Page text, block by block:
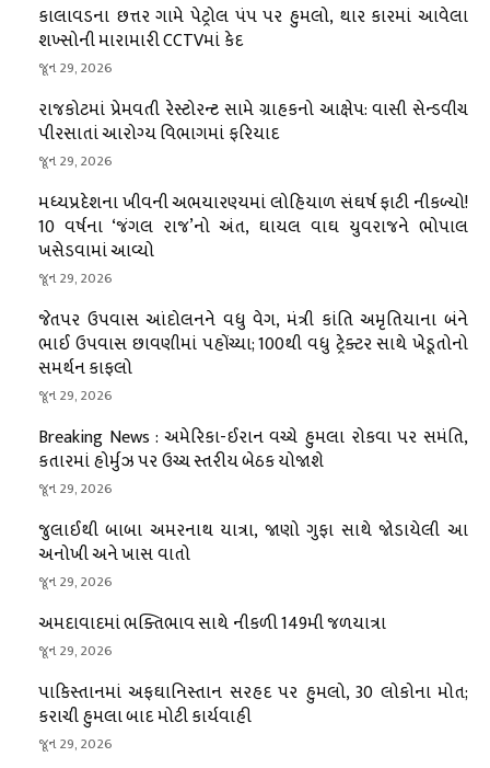
કાલાવડના છત્તર ગામે પેટ્રોલ પંપ પર હુમલો, થાર કારમાં આવેલા
શખ્સોની મારામારી CCTVમાં કેદ
જૂન 29, 2026
રાજકોટમાં પ્રેમવતી રેસ્ટોરન્ટ સામે ગ્રાહકનો આક્ષેપ: વાસી સેન્ડવીચ
પીરસાતાં આરોગ્ય વિભાગમાં ફરિયાદ
જૂન 29, 2026
મધ્યપ્રદેશના ખીવની અભયારણ્યમાં લોહિયાળ સંઘર્ષ ફાટી નીકળ્યો!
10 વર્ષના ‘જંગલ રાજ’નો અંત, ઘાયલ વાઘ યુવરાજને ભોપાલ
ખસેડવામાં આવ્યો
જૂન 29, 2026
જેતપર ઉપવાસ આંદોલનને વધુ વેગ, મંત્રી કાંતિ અમૃતિયાના બંને
ભાઈ ઉપવાસ છાવણીમાં પહોંચ્યા; 100થી વધુ ટ્રેક્ટર સાથે ખેડૂતોનો
સમર્થન કાફલો
જૂન 29, 2026
Breaking News : અમેરિકા-ઈરાન વચ્ચે હુમલા રોકવા પર સમંતિ,
કતારમાં હોર્મુઝ પર ઉચ્ચ સ્તરીય બેઠક યોજાશે
જૂન 29, 2026
જુલાઈથી બાબા અમરનાથ યાત્રા, જાણો ગુફા સાથે જોડાયેલી આ
અનોખી અને ખાસ વાતો
જૂન 29, 2026
અમદાવાદમાં ભક્તિભાવ સાથે નીકળી 149મી જળયાત્રા
જૂન 29, 2026
પાકિસ્તાનમાં અફઘાનિસ્તાન સરહદ પર હુમલો, 30 લોકોના મોત;
કરાચી હુમલા બાદ મોટી કાર્યવાહી
જૂન 29, 2026